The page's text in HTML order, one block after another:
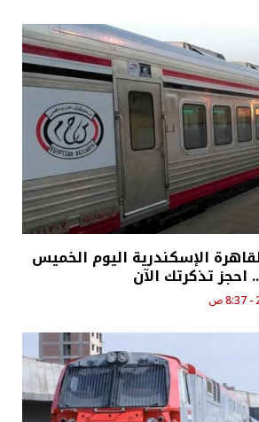
الإسكندرية اليوم الخميس